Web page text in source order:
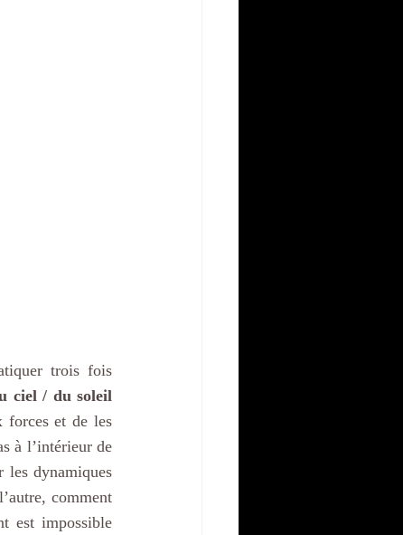
trois fois
ciel / du soleil
forces et de les
à l’intérieur de
les dynamiques
comment
est impossible